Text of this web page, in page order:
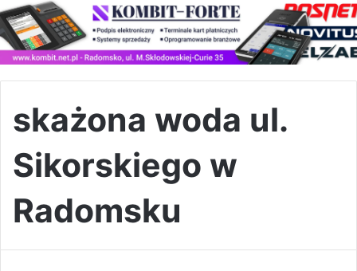
skażona woda ul.
Sikorskiego w
Radomsku